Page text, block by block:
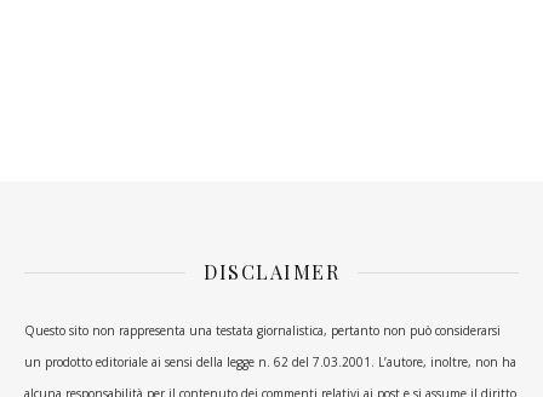
DISCLAIMER
Questo sito non rappresenta una testata giornalistica, pertanto non può considerarsi
un prodotto editoriale ai sensi della legge n. 62 del 7.03.2001. L’autore, inoltre, non ha